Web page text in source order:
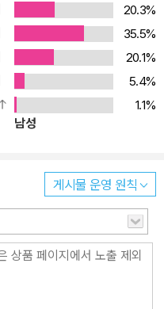
록되었고 「은 탄환은 없다」
며, 초판의 내용을 회고하고
가되었다. 한국어판에는 이 책
자들의 이해를 돕기 위해 이
명을 부록으로 실었다.
20.3%
35.5%
20.1%
5.4%
1.1%
남성
게시물 운영 원칙